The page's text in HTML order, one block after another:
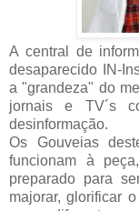
A central de
desaparecido IN-
a "grandeza" do
jornais e TV´s
desinformação.
Os Gouveias
funcionam à
preparado para
majorar, glorificar